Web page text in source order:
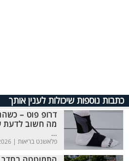
כתבות נוספות שיכולות לענין אותך
דרופ פוט –
מה חשוב לדעת
...
פלאשנט בריאות |